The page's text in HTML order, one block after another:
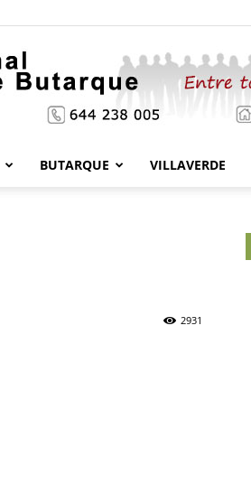
BUTARQUE VILLAVERDE
2931